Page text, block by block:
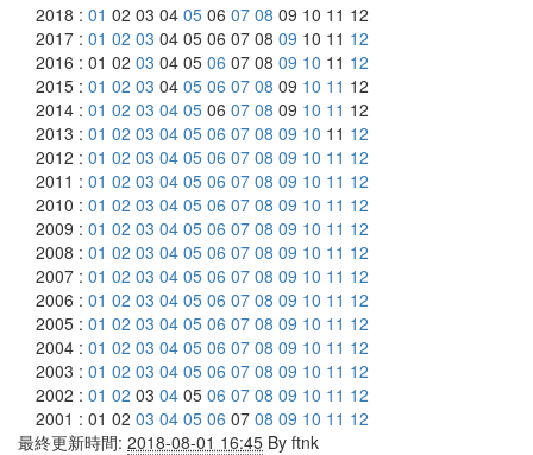
2018 : 01 02 03 04 05 06 07 08 09 10 11 12
2017 : 01 02 03 04 05 06 07 08 09 10 11 12
2016 : 01 02 03 04 05 06 07 08 09 10 11 12
2015 : 01 02 03 04 05 06 07 08 09 10 11 12
2014 : 01 02 03 04 05 06 07 08 09 10 11 12
2013 : 01 02 03 04 05 06 07 08 09 10 11 12
2012 : 01 02 03 04 05 06 07 08 09 10 11 12
2011 : 01 02 03 04 05 06 07 08 09 10 11 12
2010 : 01 02 03 04 05 06 07 08 09 10 11 12
2009 : 01 02 03 04 05 06 07 08 09 10 11 12
2008 : 01 02 03 04 05 06 07 08 09 10 11 12
2007 : 01 02 03 04 05 06 07 08 09 10 11 12
2006 : 01 02 03 04 05 06 07 08 09 10 11 12
2005 : 01 02 03 04 05 06 07 08 09 10 11 12
2004 : 01 02 03 04 05 06 07 08 09 10 11 12
2003 : 01 02 03 04 05 06 07 08 09 10 11 12
2002 : 01 02 03 04 05 06 07 08 09 10 11 12
2001 : 01 02 03 04 05 06 07 08 09 10 11 12
最終更新時間: 2018-08-01 16:45 By ftnk